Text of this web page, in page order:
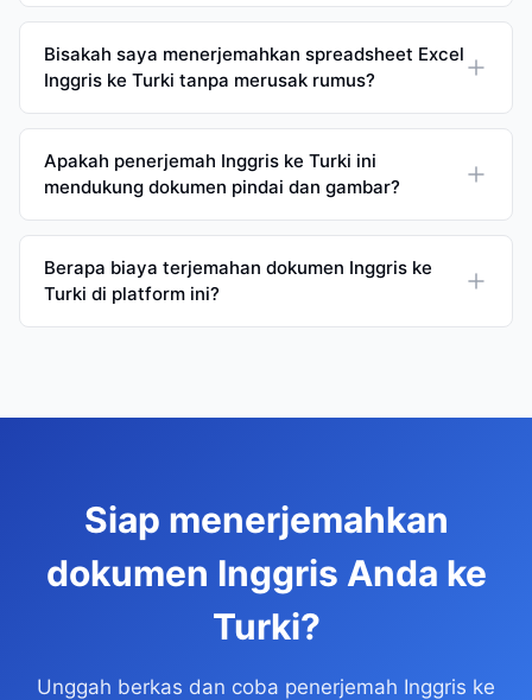
Bisakah saya menerjemahkan spreadsheet Excel
Inggris ke Turki tanpa merusak rumus?
Apakah penerjemah Inggris ke Turki ini
mendukung dokumen pindai dan gambar?
Berapa biaya terjemahan dokumen Inggris ke
Turki di platform ini?
Siap menerjemahkan
dokumen Inggris Anda ke
Turki?
Unggah berkas dan coba penerjemah Inggris ke